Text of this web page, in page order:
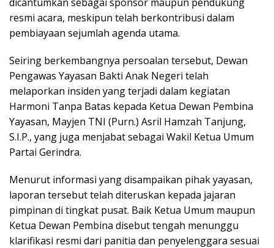
resmi acara, meskipun telah berkontribusi dalam
pembiayaan sejumlah agenda utama.
Seiring berkembangnya persoalan tersebut, Dewan
Pengawas Yayasan Bakti Anak Negeri telah
melaporkan insiden yang terjadi dalam kegiatan
Harmoni Tanpa Batas kepada Ketua Dewan Pembina
Yayasan, Mayjen TNI (Purn.) Asril Hamzah Tanjung,
S.I.P., yang juga menjabat sebagai Wakil Ketua Umum
Partai Gerindra.
Menurut informasi yang disampaikan pihak yayasan,
laporan tersebut telah diteruskan kepada jajaran
pimpinan di tingkat pusat. Baik Ketua Umum maupun
Ketua Dewan Pembina disebut tengah menunggu
klarifikasi resmi dari panitia dan penyelenggara sesuai